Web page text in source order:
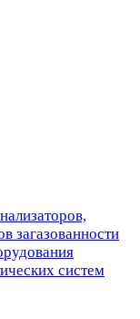
загазованности
систем